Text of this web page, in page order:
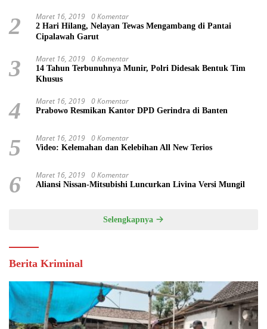
2 Maret 16, 2019 0 Komentar
2 Hari Hilang, Nelayan Tewas Mengambang di Pantai
Cipalawah Garut
3 Maret 16, 2019 0 Komentar
14 Tahun Terbunuhnya Munir, Polri Didesak Bentuk Tim
Khusus
4 Maret 16, 2019 0 Komentar
Prabowo Resmikan Kantor DPD Gerindra di Banten
5 Maret 16, 2019 0 Komentar
Video: Kelemahan dan Kelebihan All New Terios
6 Maret 16, 2019 0 Komentar
Aliansi Nissan-Mitsubishi Luncurkan Livina Versi Mungil
Selengkapnya
Berita Kriminal